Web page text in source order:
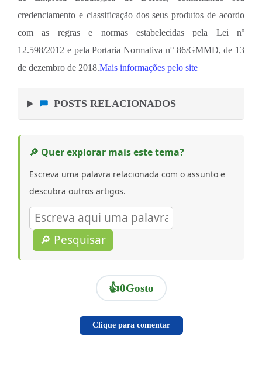
credenciamento e classificação dos seus produtos de acordo
com as regras e normas estabelecidas pela Lei nº
12.598/2012 e pela Portaria Normativa n° 86/GMMD, de 13
de dezembro de 2018.Mais informações pelo site
POSTS RELACIONADOS
🔎 Quer explorar mais este tema?
Escreva uma palavra relacionada com o assunto e
descubra outros artigos.
🔎 Pesquisar
👍0Gosto
Clique para comentar